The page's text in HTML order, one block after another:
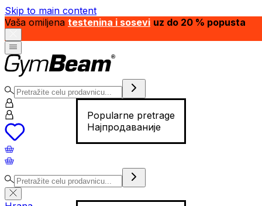
Skip to main content
Vaša omiljena testenina i sosevi uz do 20 % popusta
Popularne pretrage
Најпродаваније